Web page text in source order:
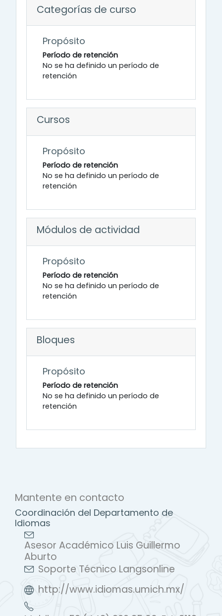
Categorías de curso
Propósito
Período de retención
No se ha definido un período de
retención
Cursos
Propósito
Período de retención
No se ha definido un período de
retención
Módulos de actividad
Propósito
Período de retención
No se ha definido un período de
retención
Bloques
Propósito
Período de retención
No se ha definido un período de
retención
Mantente en contacto
Coordinación del Departamento de
Idiomas
Asesor Académico Luis Guillermo
Aburto
Soporte Técnico Langsonline
http://www.idiomas.umich.mx/